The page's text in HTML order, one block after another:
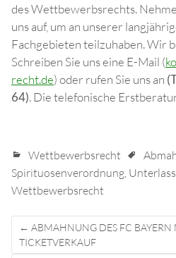
des Wettbewerbsrechts.
uns auf, um an unserer
Fachgebieten teilzuhaben. Wir
Schreiben Sie uns eine E-Mail (
recht.de) oder rufen Sie uns an
64). Die telefonische
Wettbewerbsrecht
Spirituosenverordnung
Wettbewerbsrecht
Post
navigation
← ABMAHNUNG DES FC
TICKETVERKAUF